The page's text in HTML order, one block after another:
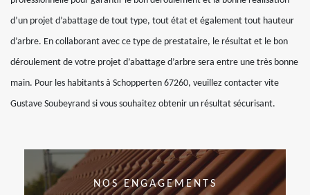
d’un projet d’abattage de tout type, tout état et également tout hauteur
d’arbre. En collaborant avec ce type de prestataire, le résultat et le bon
déroulement de votre projet d’abattage d’arbre sera entre une très bonne
main. Pour les habitants à Schopperten 67260, veuillez contacter vite
Gustave Soubeyrand si vous souhaitez obtenir un résultat sécurisant.
NOS ENGAGEMENTS